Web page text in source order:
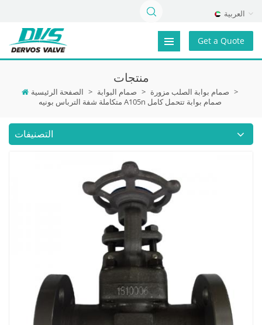
العربية
Get a Quote
منتجات
الصفحة الرئيسية > صمام البوابة > صمام بوابة الصلب مزورة >
متكاملة شفة الترباس بونيه A105n صمام بوابة تتحمل كامل
التصنيفات